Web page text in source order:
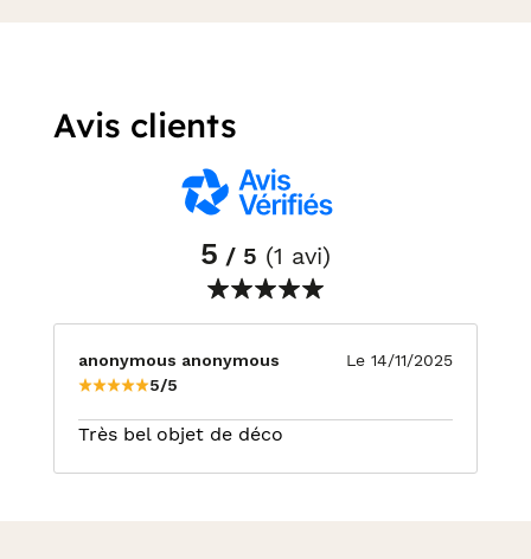
Avis clients
5 / 5 (1 avi)
anonymous anonymous
5/5
Le 14/11/2025
Très bel objet de déco